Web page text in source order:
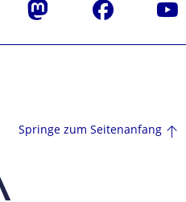
Mastodon Facebook
Springe zum Seitenanfang